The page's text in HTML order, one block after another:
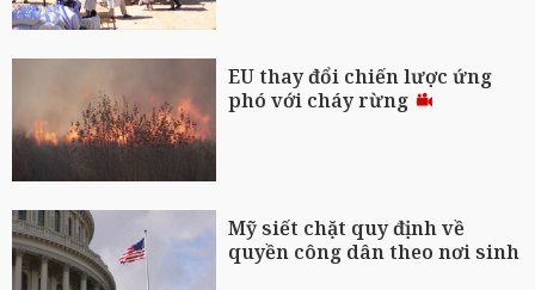
EU thay đổi chiến lược ứng
phó với cháy rừng
Mỹ siết chặt quy định về
quyền công dân theo nơi sinh